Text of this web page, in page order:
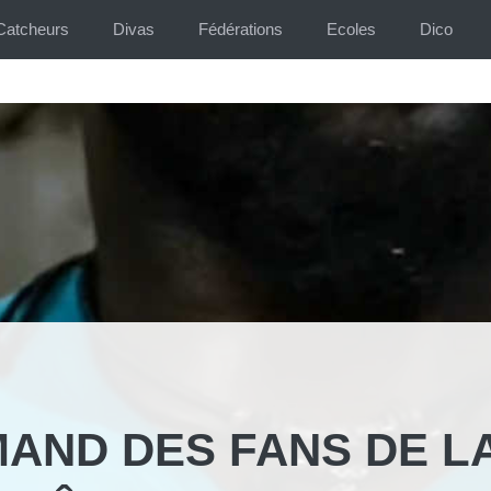
Divas Fédérations Ecoles Dico
DES FANS DE